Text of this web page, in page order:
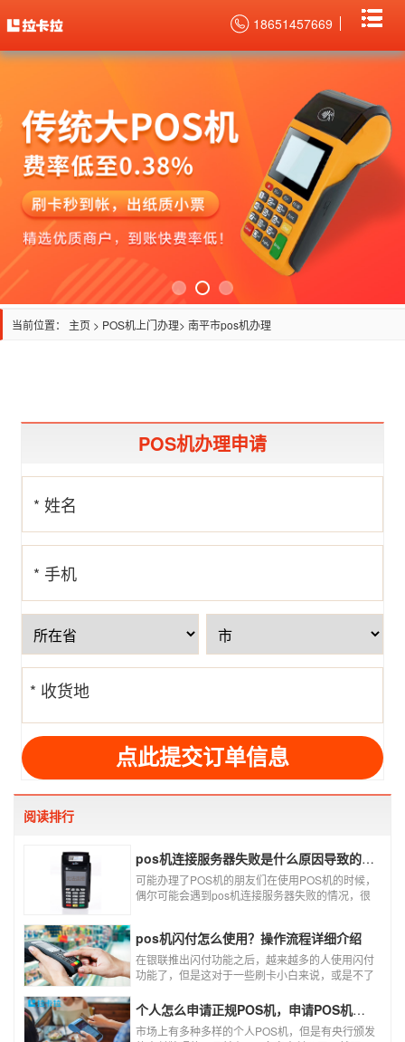
18651457669
当前位置： 主页 > POS机上门办理> 南平市pos机办理
POS机办理申请
* 姓名
* 手机
号
* 收货地
址
阅读排行
pos机连接服务器失败是什么原因导致的？附解决办法
可能办理了POS机的朋友们在使用POS机的时候，
偶尔可能会遇到pos机连接服务器失败的情况，很
失败是什么原因导致的？以及出现这种情况又该如
何解决。
pos机闪付怎么使用？操作流程详细介绍
在银联推出闪付功能之后，越来越多的人使用闪付
功能了，但是这对于一些刷卡小白来说，或是不了
闪付功能，因此，针对这种情况，下面小编就来给
大家讲一讲POS机闪付怎么挥卡操作交易。
个人怎么申请正规POS机，申请POS机需要注意什么？
市场上有多种多样的个人POS机，但是有央行颁发